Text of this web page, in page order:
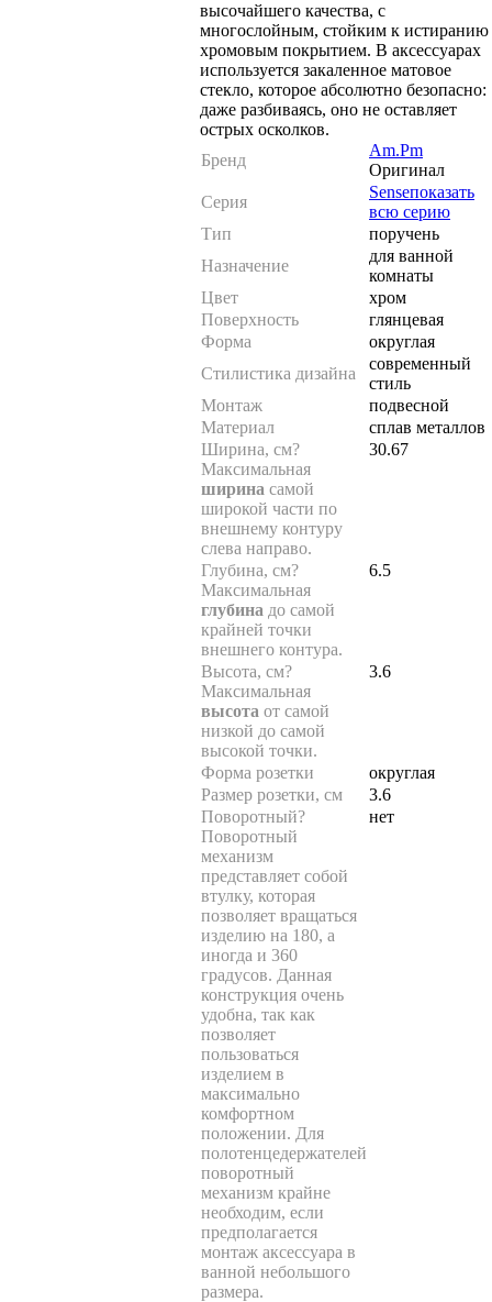
высочайшего качества, с
многослойным, стойким к истиранию
хромовым покрытием. В аксессуарах
используется закаленное матовое
стекло, которое абсолютно безопасно:
даже разбиваясь, оно не оставляет
острых осколков.
Бренд
Am.Pm
Оригинал
Серия
Senseпоказать
всю серию
Тип
поручень
Назначение
для ванной
комнаты
Цвет
хром
Поверхность
глянцевая
Форма
округлая
Стилистика дизайна
современный
стиль
Монтаж
подвесной
Материал
сплав металлов
Ширина, см?
Максимальная
ширина самой
широкой части по
внешнему контуру
слева направо.
30.67
Глубина, см?
Максимальная
глубина до самой
крайней точки
внешнего контура.
6.5
Высота, см?
Максимальная
высота от самой
низкой до самой
высокой точки.
3.6
Форма розетки
округлая
Размер розетки, см
3.6
Поворотный?
Поворотный
механизм
представляет собой
втулку, которая
позволяет вращаться
изделию на 180, а
иногда и 360
градусов. Данная
конструкция очень
удобна, так как
позволяет
пользоваться
изделием в
максимально
комфортном
положении. Для
полотенцедержателей
поворотный
механизм крайне
необходим, если
предполагается
монтаж аксессуара в
ванной небольшого
размера.
нет